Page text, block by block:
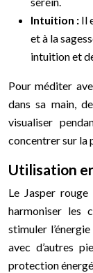
Intuition : Il
et à la
intuition et
Pour méditer
dans sa main,
visualiser
concentrer sur la
Utilisation
Le Jasper
harmoniser les
stimuler
avec d’autres
protection